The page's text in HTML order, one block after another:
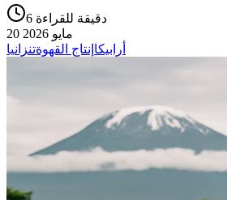
6 دقيقة للقراءة
20 مايو 2026
أرابيكا إنتاج القهوةتنزانيا